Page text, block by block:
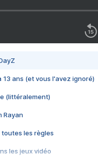
13 ans (et vous l'avez ignoré)
(littéralement)
Rayan
toutes les règles
les jeux vidéo